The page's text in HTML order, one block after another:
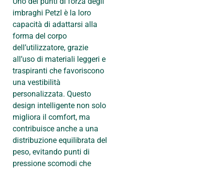
imbraghi Petzl è la loro
capacità di adattarsi alla
forma del corpo
dell’utilizzatore, grazie
all’uso di materiali leggeri e
traspiranti che favoriscono
una vestibilità
personalizzata. Questo
design intelligente non solo
migliora il comfort, ma
contribuisce anche a una
distribuzione equilibrata del
peso, evitando punti di
pressione scomodi che